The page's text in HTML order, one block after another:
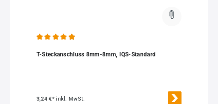
T-Steckanschluss 8mm-8mm, IQS-Standard
3,24 €*inkl. MwSt.